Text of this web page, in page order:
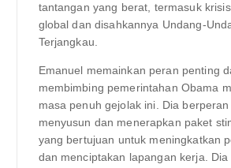
tantangan yang berat, termasuk
global dan disahkannya Undang-
Terjangkau.
Emanuel memainkan peran penting
membimbing pemerintahan Obama
masa penuh gejolak ini. Dia
menyusun dan menerapkan paket
yang bertujuan untuk meningkatkan
dan menciptakan lapangan kerja. Dia